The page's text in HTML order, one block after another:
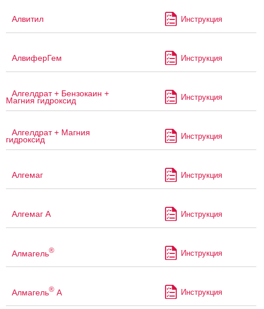
Алвитил Инструкция
АлвиферГем Инструкция
Алгелдрат + Бензокаин +
Магния гидроксид Инструкция
Алгелдрат + Магния
гидроксид Инструкция
Алгемаг Инструкция
Алгемаг А Инструкция
Алмагель® Инструкция
Алмагель® А Инструкция